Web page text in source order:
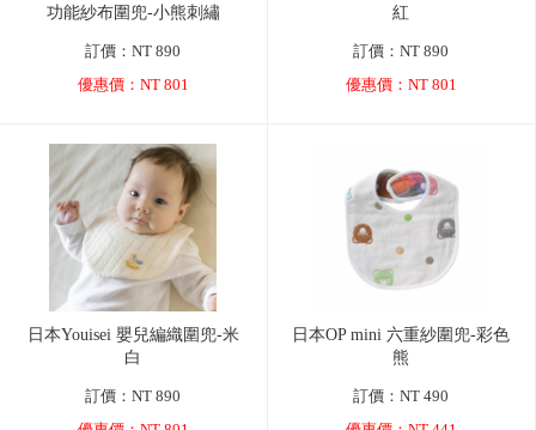
功能紗布圍兜-小熊刺繡
訂價：NT 890
優惠價：NT 801
紅
訂價：NT 890
優惠價：NT 801
日本Youisei 嬰兒編織圍兜-米
白
訂價：NT 890
日本OP mini 六重紗圍兜-彩色
熊
訂價：NT 490